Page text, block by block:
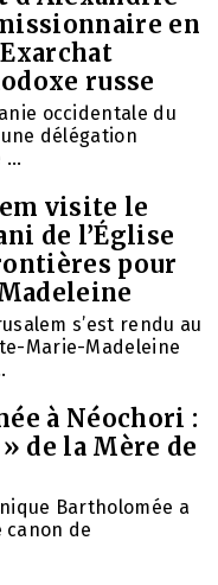
en
russe
occidentale du
délégation
visite le
de l’Église
pour
s’est rendu au
Marie-Madeleine
à Néochori :
de la Mère de
Bartholomée a
canon de